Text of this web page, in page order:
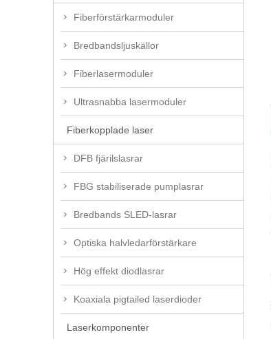
Fiberförstärkarmoduler
Bredbandsljuskällor
Fiberlasermoduler
Ultrasnabba lasermoduler
Fiberkopplade laser
DFB fjärilslasrar
FBG stabiliserade pumplasrar
Bredbands SLED-lasrar
Optiska halvledarförstärkare
Hög effekt diodlasrar
Koaxiala pigtailed laserdioder
Laserkomponenter